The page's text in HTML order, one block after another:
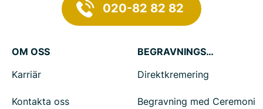
020-82 82 82
OM OSS
Karriär
Kontakta oss
BEGRAVNINGSTJÄNSTER
Direktkremering
Begravning med Ceremoni